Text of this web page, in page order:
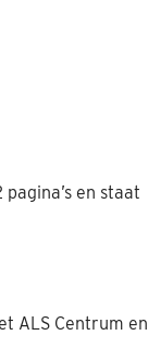
en staat
ALS Centrum en